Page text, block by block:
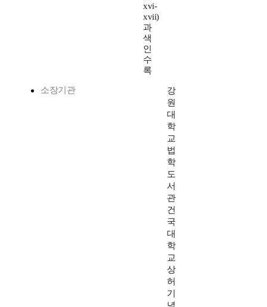
xvi-
xvii)
과
색
인
수
록
소장기관
강
원
대
학
교
법
학
도
서
관
건
국
대
학
교
상
허
기